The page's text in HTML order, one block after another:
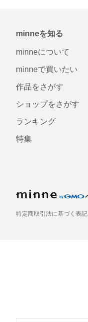
minneを知る
minneについて
minneで買いたい
作品をさがす
ショップをさがす
ランキング
特集
特定商取引法に基づく表記